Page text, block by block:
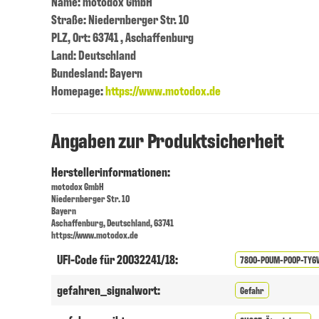
Straße: Niedernberger Str. 10
PLZ, Ort: 63741 , Aschaffenburg
Land: Deutschland
Bundesland: Bayern
Homepage:https://www.motodox.de
Angaben zur Produktsicherheit
Herstellerinformationen:
motodox GmbH
Niedernberger Str. 10
Bayern
Aschaffenburg, Deutschland, 63741
https://www.motodox.de
UFI-Code für 20032241/18: 7800-P0UM-P00P-
gefahren_signalwort: Gefahr